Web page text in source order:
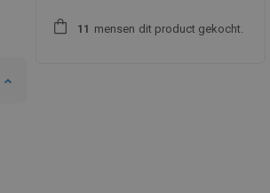
1 1 mensen dit product gekocht.